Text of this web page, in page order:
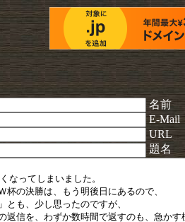
名前
E-Mail
URL
題名